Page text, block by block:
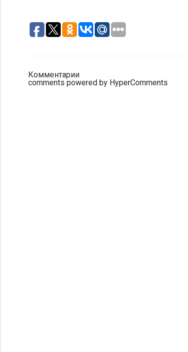
Комментарии
comments powered by HyperComments